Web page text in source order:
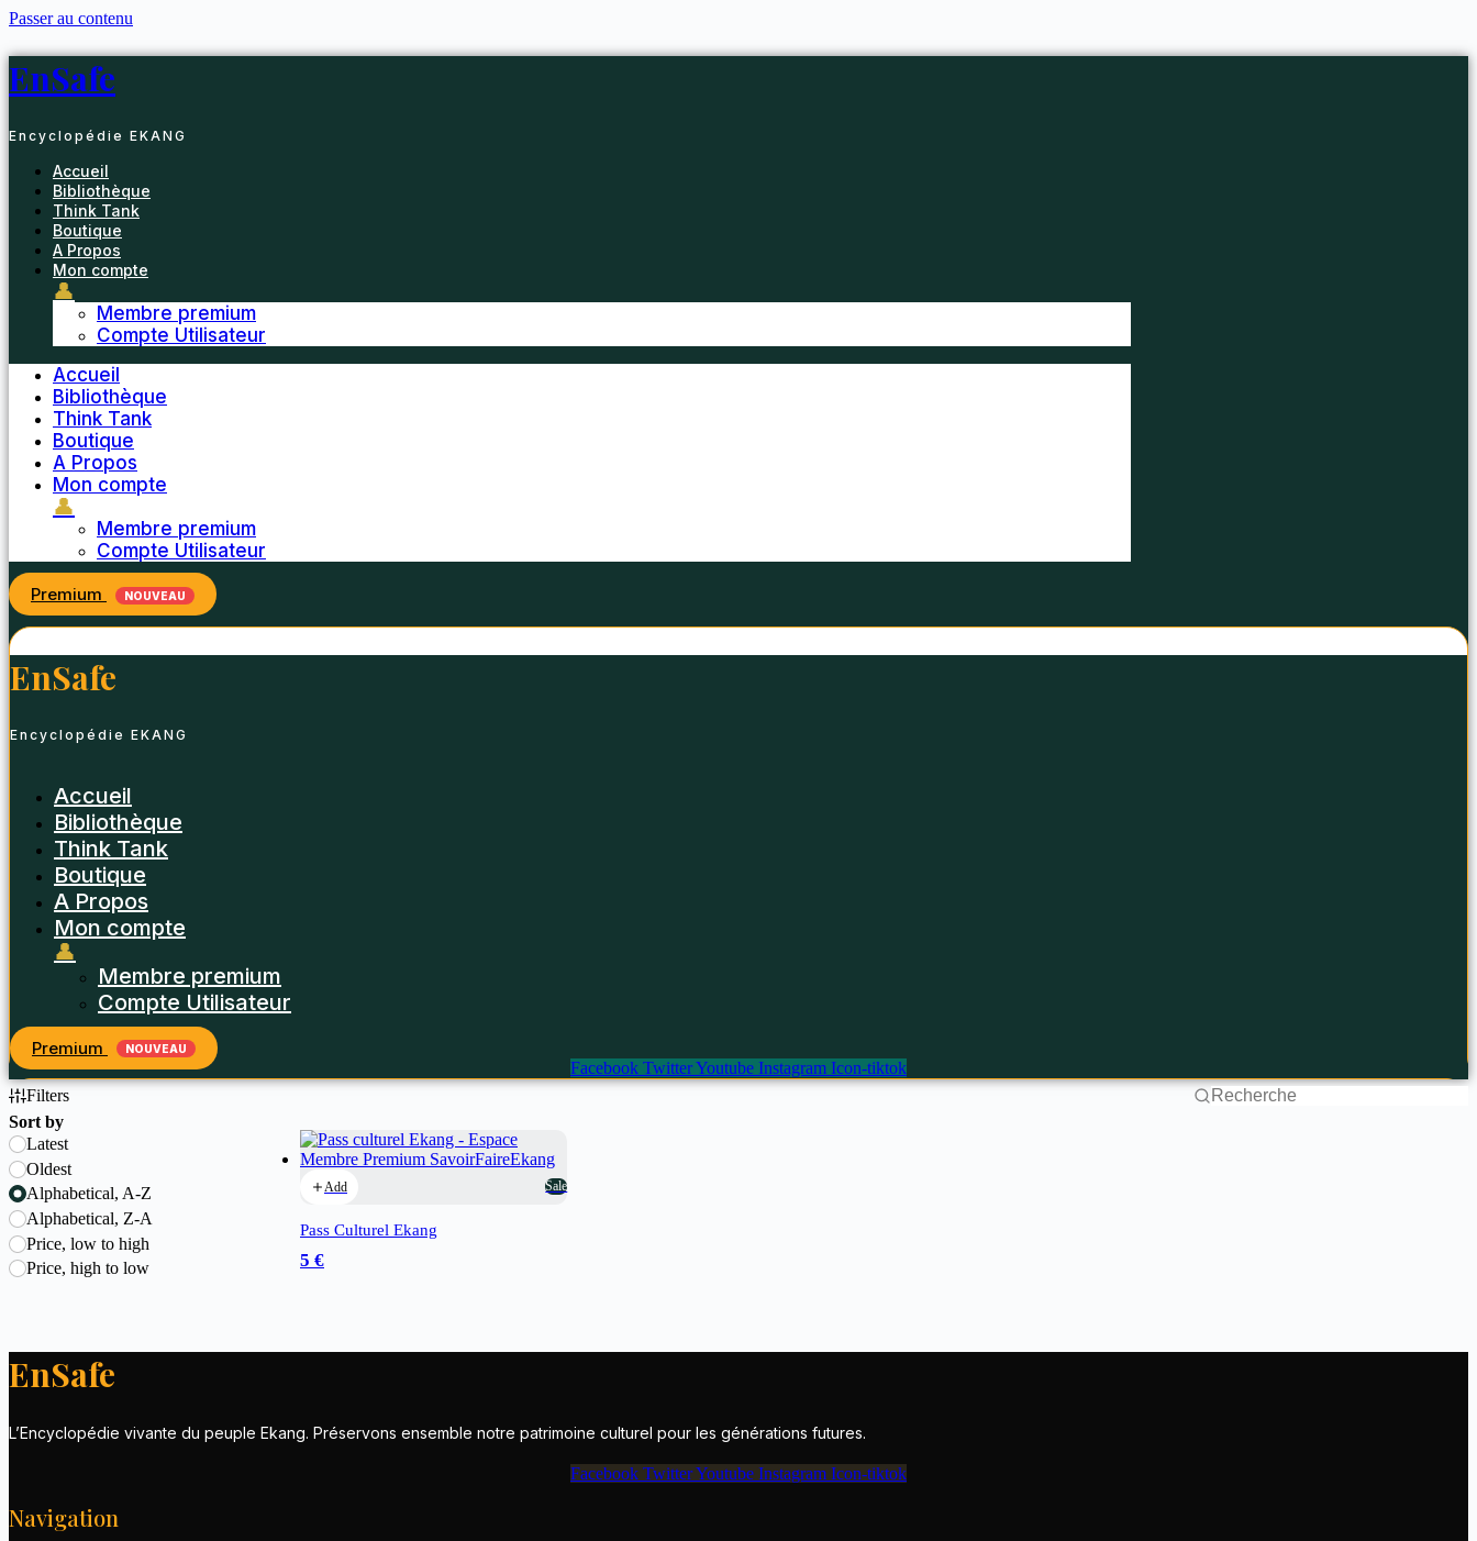
Passer au contenu
EnSafe
Encyclopédie EKANG
Accueil
Bibliothèque
Think Tank
Boutique
A Propos
Mon compte
👤
Membre premium
Compte Utilisateur
Accueil
Bibliothèque
Think Tank
Boutique
A Propos
Mon compte
👤
Membre premium
Compte Utilisateur
Premium NOUVEAU
EnSafe
Encyclopédie EKANG
Accueil
Bibliothèque
Think Tank
Boutique
A Propos
Mon compte
👤
Membre premium
Compte Utilisateur
Premium NOUVEAU
Facebook TwitterYoutube Instagram Icon-tiktok
Filters
Sort by
Latest
Oldest
Alphabetical, A-Z
Alphabetical, Z-A
Price, low to high
Price, high to low
Add Sale
Pass Culturel Ekang
5 €
EnSafe
L’Encyclopédie vivante du peuple Ekang. Préservons ensemble notre patrimoine culturel pour les générations futures.
Facebook TwitterYoutube Instagram Icon-tiktok
Navigation